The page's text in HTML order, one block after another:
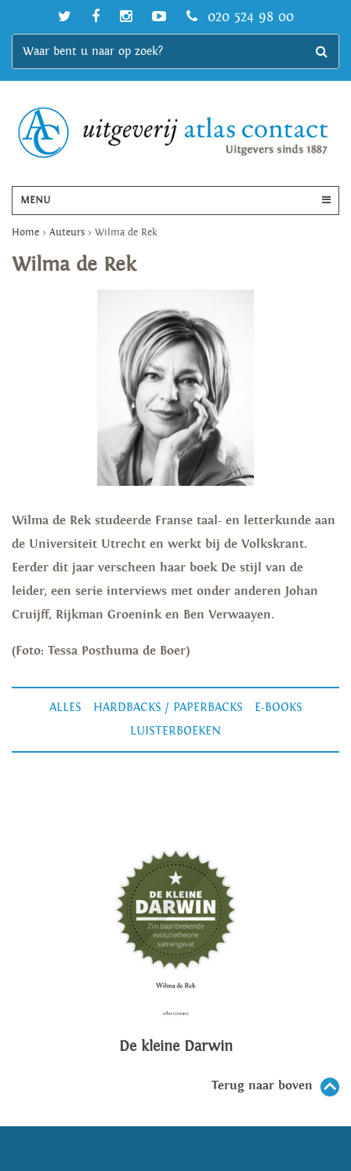
020 524 98 00
MENU
Home > Auteurs > Wilma de Rek
Wilma de Rek
Wilma de Rek studeerde Franse taal- en letterkunde aan
de Universiteit Utrecht en werkt bij de Volkskrant.
Eerder dit jaar verscheen haar boek De stijl van de
leider, een serie interviews met onder anderen Johan
Cruijff, Rijkman Groenink en Ben Verwaayen.
(Foto: Tessa Posthuma de Boer)
ALLES HARDBACKS / PAPERBACKS
E-BOOKS
LUISTERBOEKEN
De kleine Darwin
Terug naar boven